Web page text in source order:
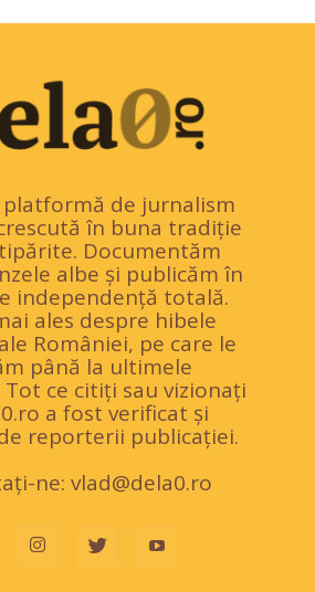
de jurnalism
în buna tradiție
Documentăm
albe și publicăm în
independență totală.
ales despre hibele
României, pe care le
până la ultimele
Tot ce citiți sau vizionați
a fost verificat și
reporterii publicației.
ne: vlad@dela0.ro